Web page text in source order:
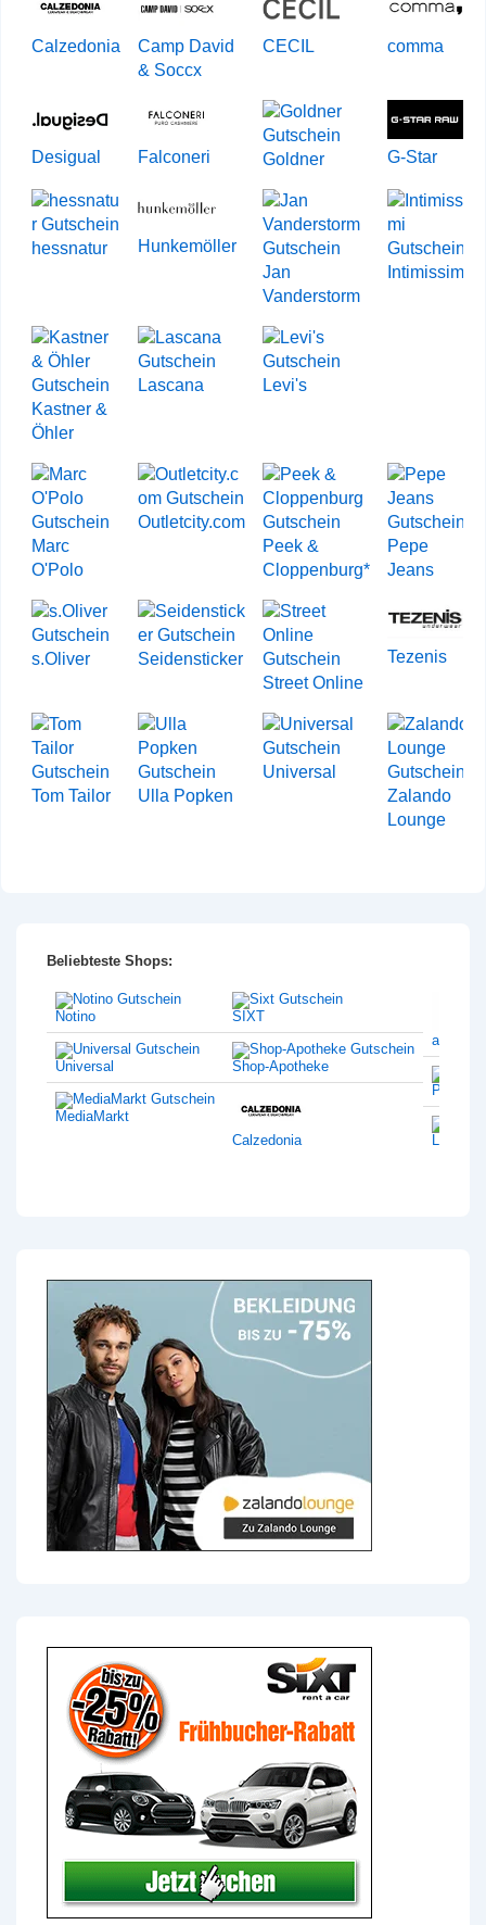
Calzedonia
Camp David
& Soccx
CECIL comma
Desigual Falconeri Goldner G-Star
hessnatur
Hunkemöller
Jan
Vanderstorm
Intimissimi
Kastner &
Öhler
Lascana Levi's
Marc
O'Polo
Outletcity.com
Peek &
Cloppenburg*
Pepe
Jeans
s.Oliver
Seidensticker
Street Online
Tezenis
Tom Tailor Ulla Popken
Universal
Zalando
Lounge
Beliebteste Shops:
Notino
Universal
MediaMarkt
SIXT
Shop-Apotheke
Calzedonia
amazon
Philips